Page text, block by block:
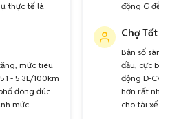
thực tế là
mức tiêu
- 5.3L/100km
đông đúc
mức
động G để
Chợ Tốt
Bản số sàn
đầu, cực
động D-
hơn rất
cho tài xế.